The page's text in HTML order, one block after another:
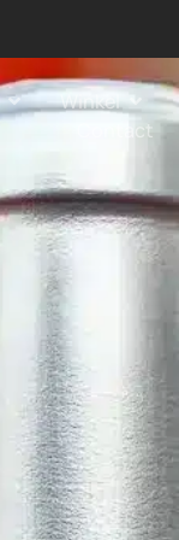
Winkel
Contact